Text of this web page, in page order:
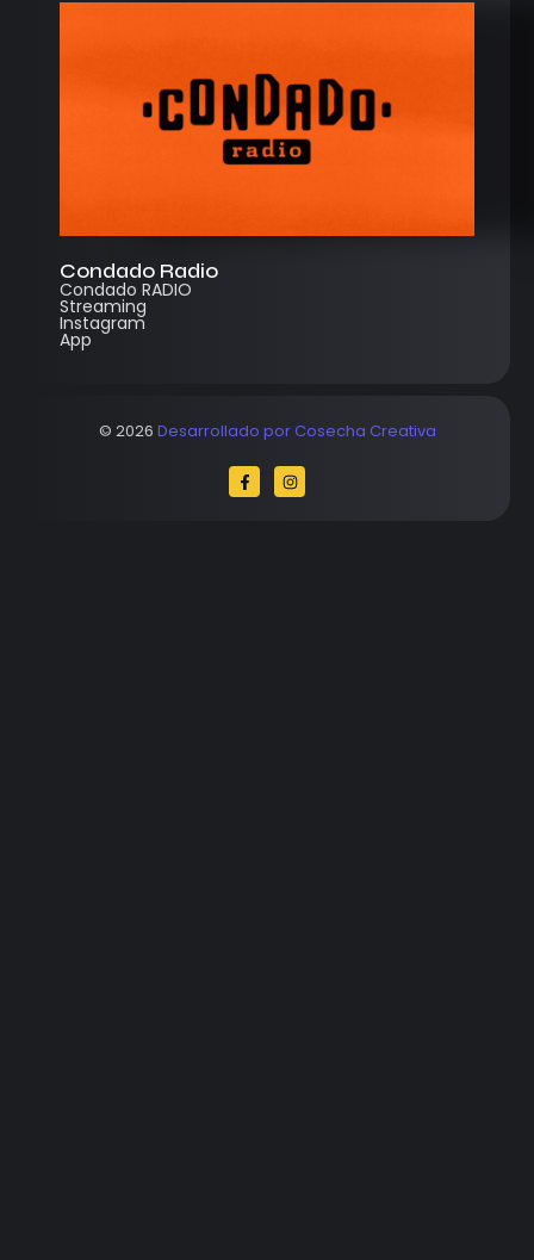
Condado Radio
Condado RADIO
Streaming
Instagram
App
© 2026 Desarrollado por Cosecha Creativa